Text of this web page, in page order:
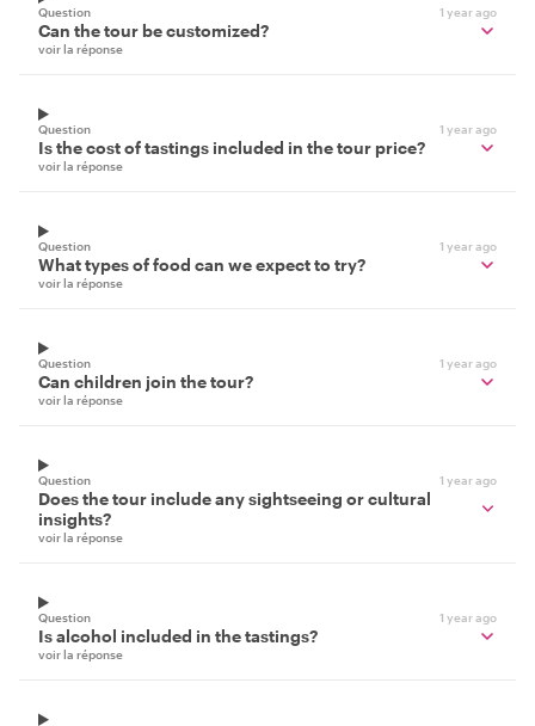
Question 1 year ago
Can the tour be customized?
voir la réponse
Question 1 year ago
Is the cost of tastings included in the tour price?
voir la réponse
Question 1 year ago
What types of food can we expect to try?
voir la réponse
Question 1 year ago
Can children join the tour?
voir la réponse
Question 1 year ago
Does the tour include any sightseeing or cultural
insights?
voir la réponse
Question 1 year ago
Is alcohol included in the tastings?
voir la réponse